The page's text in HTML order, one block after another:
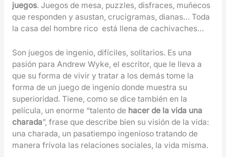
juegos. Juegos de mesa, puzzles, disfraces, muñecos
que responden y asustan, crucigramas, dianas… Toda
la casa del hombre rico está llena de cachivaches…
Son juegos de ingenio, difíciles, solitarios. Es una
pasión para Andrew Wyke, el escritor, que le lleva a
que su forma de vivir y tratar a los demás tome la
forma de un juego de ingenio donde muestra su
superioridad. Tiene, como se dice también en la
película, un enorme “talento de hacer de la vida una
charada”, frase que describe bien su visión de la vida:
una charada, un pasatiempo ingenioso tratando de
manera frívola las relaciones sociales, la vida misma.